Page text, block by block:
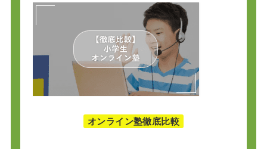
オンライン塾徹底比較